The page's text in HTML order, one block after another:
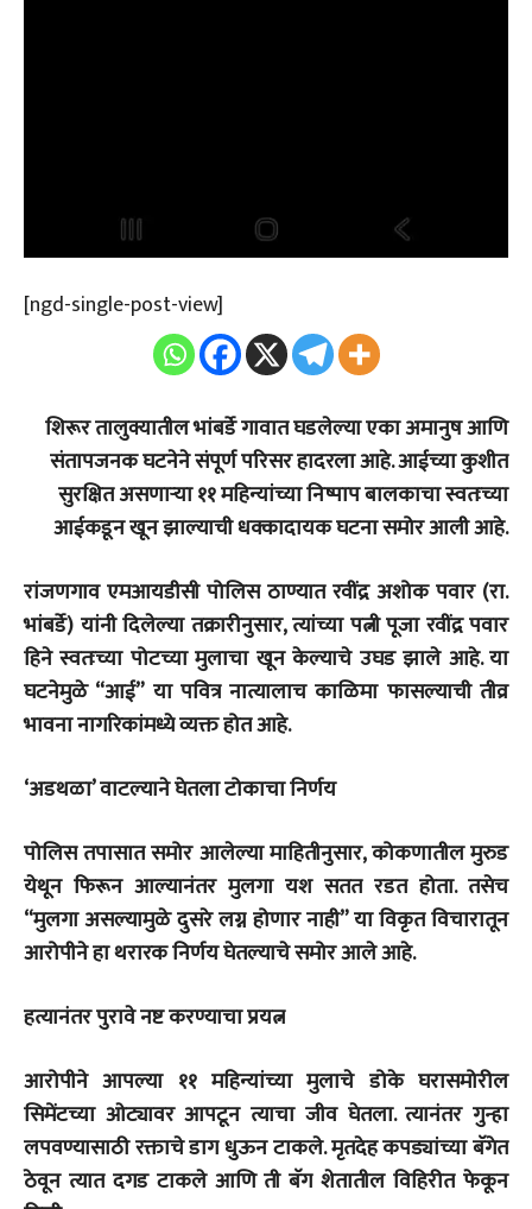
[ngd-single-post-view]
शिरूर तालुक्यातील भांबर्डे गावात घडलेल्या एका अमानुष आणि
संतापजनक घटनेने संपूर्ण परिसर हादरला आहे. आईच्या कुशीत
सुरक्षित असणाऱ्या ११ महिन्यांच्या निष्पाप बालकाचा स्वतःच्या
आईकडून खून झाल्याची धक्कादायक घटना समोर आली आहे.
रांजणगाव एमआयडीसी पोलिस ठाण्यात रवींद्र अशोक पवार (रा.
भांबर्डे) यांनी दिलेल्या तक्रारीनुसार, त्यांच्या पत्नी पूजा रवींद्र पवार
हिने स्वतःच्या पोटच्या मुलाचा खून केल्याचे उघड झाले आहे. या
घटनेमुळे “आई” या पवित्र नात्यालाच काळिमा फासल्याची तीव्र
भावना नागरिकांमध्ये व्यक्त होत आहे.
‘अडथळा’ वाटल्याने घेतला टोकाचा निर्णय
पोलिस तपासात समोर आलेल्या माहितीनुसार, कोकणातील मुरुड
येथून फिरून आल्यानंतर मुलगा यश सतत रडत होता. तसेच
“मुलगा असल्यामुळे दुसरे लग्न होणार नाही” या विकृत विचारातून
आरोपीने हा थरारक निर्णय घेतल्याचे समोर आले आहे.
हत्यानंतर पुरावे नष्ट करण्याचा प्रयत्न
आरोपीने आपल्या ११ महिन्यांच्या मुलाचे डोके घरासमोरील
सिमेंटच्या ओट्यावर आपटून त्याचा जीव घेतला. त्यानंतर गुन्हा
लपवण्यासाठी रक्ताचे डाग धुऊन टाकले. मृतदेह कपड्यांच्या बॅगेत
ठेवून त्यात दगड टाकले आणि ती बॅग शेतातील विहिरीत फेकून